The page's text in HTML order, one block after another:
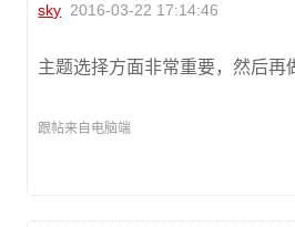
sky 2016-03-22 17:14:46
主题选择方面非常重要，然后再
跟帖来自电脑端